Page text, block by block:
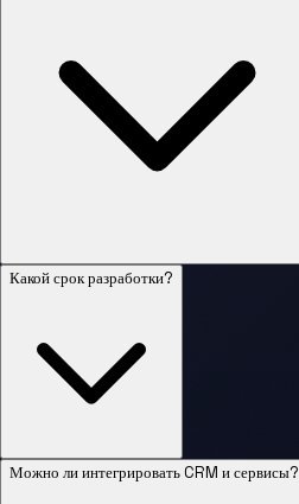
Какой срок разработки?
Можно ли интегрировать CRM и сервисы?